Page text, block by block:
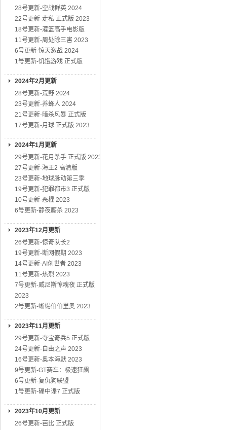
28号更新-空战群英 2024
22号更新-走私 正式版 2023
18号更新-灌篮高手电影版
11号更新-周处除三害 2023
6号更新-惊天激战 2024
1号更新-饥饿游戏 正式版
2024年2月更新
28号更新-荒野 2024
23号更新-养蜂人 2024
21号更新-暗杀风暴 正式版
17号更新-月球 正式版 2023
2024年1月更新
29号更新-花月杀手 正式版 2023
27号更新-海王2 高清版
23号更新-地球脉动第三季
19号更新-犯罪都市3 正式版
10号更新-恶棍 2023
6号更新-静夜厮杀 2023
2023年12月更新
26号更新-惊奇队长2
19号更新-断网假期 2023
14号更新-AI创世者 2023
11号更新-热烈 2023
7号更新-威尼斯惊魂夜 正式版
2023
2号更新-蜥蜴伯伯里奥 2023
2023年11月更新
29号更新-夺宝奇兵5 正式版
24号更新-自由之声 2023
16号更新-奥本海默 2023
9号更新-GT赛车：极速狂飙
6号更新-复仇狗联盟
1号更新-碟中谍7 正式版
2023年10月更新
26号更新-芭比 正式版